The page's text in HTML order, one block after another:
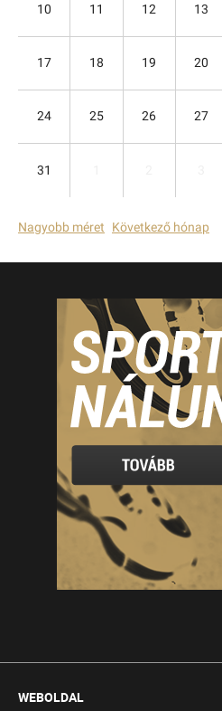
10 11 12 13
17 18 19 20
24 25 26 27
31
Nagyobb méret Következő hónap
WEBOLDAL